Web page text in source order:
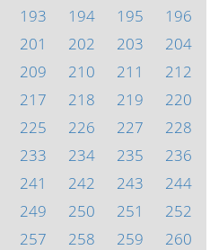
193 194 195
196
201 202 203
204
209 210 211
212
217 218 219
220
225 226 227
228
233 234 235
236
241 242 243
244
249 250 251
252
257 258 259
260